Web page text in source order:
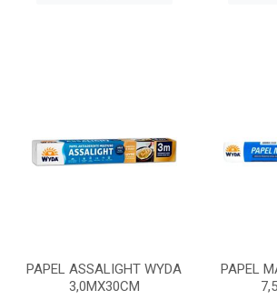
PAPEL ASSALIGHT WYDA
3,0MX30CM
PAPEL